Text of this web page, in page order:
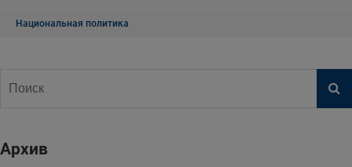
Национальная политика
Архив